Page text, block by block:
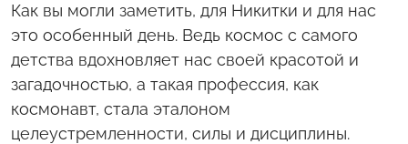
Как вы могли заметить, для Никитки и для нас
это особенный день. Ведь космос с самого
детства вдохновляет нас своей красотой и
загадочностью, а такая профессия, как
космонавт, стала эталоном
целеустремленности, силы и дисциплины.